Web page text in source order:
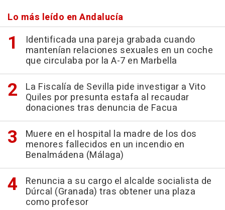
Lo más leído en Andalucía
Identificada una pareja grabada cuando
mantenían relaciones sexuales en un coche
que circulaba por la A-7 en Marbella
La Fiscalía de Sevilla pide investigar a Vito
Quiles por presunta estafa al recaudar
donaciones tras denuncia de Facua
Muere en el hospital la madre de los dos
menores fallecidos en un incendio en
Benalmádena (Málaga)
Renuncia a su cargo el alcalde socialista de
Dúrcal (Granada) tras obtener una plaza
como profesor